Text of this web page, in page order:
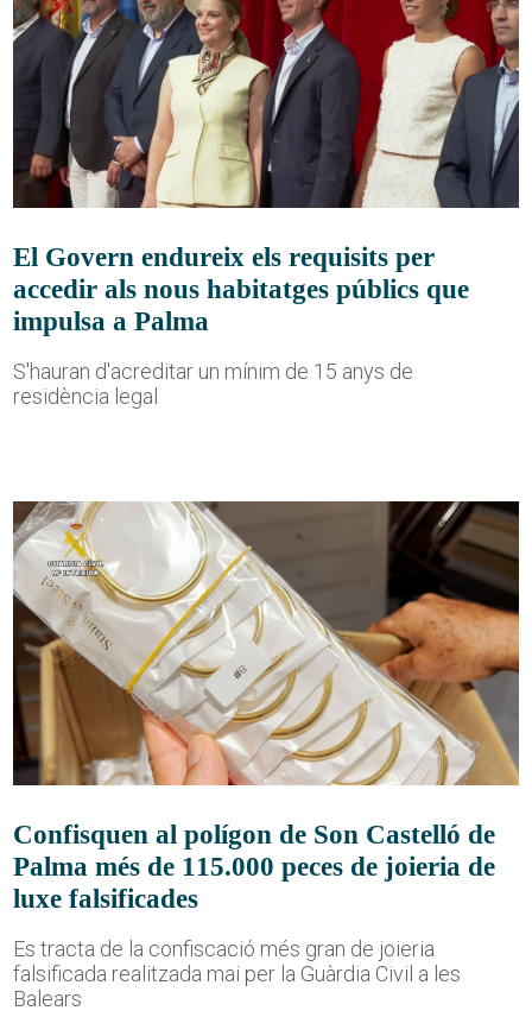
El Govern endureix els requisits per
accedir als nous habitatges públics que
impulsa a Palma
S'hauran d'acreditar un mínim de 15 anys de
residència legal
Confisquen al polígon de Son Castelló de
Palma més de 115.000 peces de joieria de
luxe falsificades
Es tracta de la confiscació més gran de joieria
falsificada realitzada mai per la Guàrdia Civil a les
Balears